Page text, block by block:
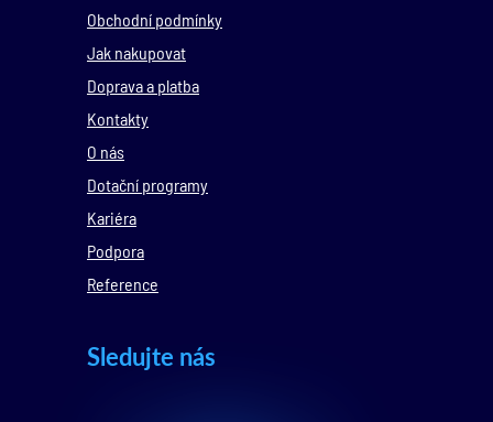
Obchodní podmínky
Jak nakupovat
Doprava a platba
Kontakty
O nás
Dotační programy
Kariéra
Podpora
Reference
Sledujte nás